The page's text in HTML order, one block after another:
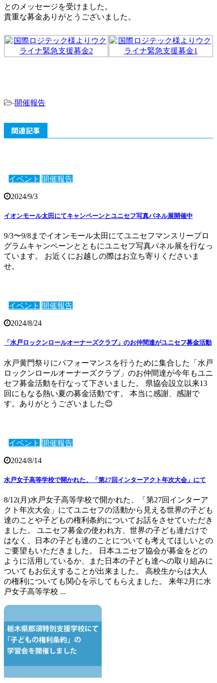
とのメッセージを受けました。
貴重な募金ありがとうございました。
-開催報告
関連記事
イベント 開催報告
2024/9/3
イオンモール太田にてキャンペーンとユニセフ写真パネル展開催中
9/3〜9/8までイオンモール太田にてユニセフマンスリープロ
グラムキャンペーンとともにユニセフ写真パネル展を行なっ
ています。 お近くにお越しの際はお立ち寄りくださいま
せ。
イベント 開催報告
2024/8/24
「水戸ロックンロールオーナーズクラブ」のお仲間達がユニセフ募金活動
水戸黄門祭りにパフォーマンスを行うために集合した「水戸
ロックンロールオーナーズクラブ」のお仲間達が今年もユニ
セフ募金活動を行なって下さいました。 県協会設立以来13
回にもなる熱い夏の募金活動です。 本当に感謝、感謝で
す。ありがとうございました😊
イベント 開催報告
2024/8/14
水戸女子高等学校で開かれた、「第27回インターアクト年次大会」にて
8/12(月)水戸女子高等学校で開かれた、「第27回インターア
クト年次大会」にてユニセフの活動から見える世界の子ども
達のことや子どもの権利条約についてお話をさせていただき
ました。 ユニセフ募金の使われ方、世界の子ども達だけで
はなく、日本の子ども達のことについても考えてほしいとの
ご要望もいただきました。 日本ユニセフ協会が募金をどの
ように活用しているか、また日本の子ども達への取り組みに
ついてもお伝えすることが出来ました。 高校生からは大人
の権利についても関心を示してもらえました。 来年2月に水
戸女子高等学校 ...